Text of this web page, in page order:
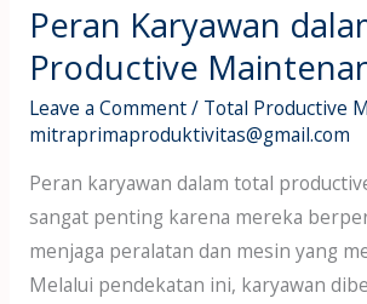
Peran Karyawan
Productive
Leave a Comment/ Total Productive
mitraprimaproduktivitas@gmail.com
Peran karyawan dalam total
sangat penting karena mereka
menjaga peralatan dan mesin yang
Melalui pendekatan ini, karyawan